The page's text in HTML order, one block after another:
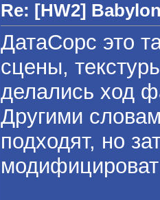
Re: [HW2]
ДатаСорс это
сцены,
делались ход
Другими
подходят, но